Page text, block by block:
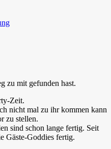
zu mit gefunden hast.
Zeit.
nicht mal zu ihr kommen kann
zu stellen.
sind schon lange fertig. Seit
Gäste-Goddies fertig.